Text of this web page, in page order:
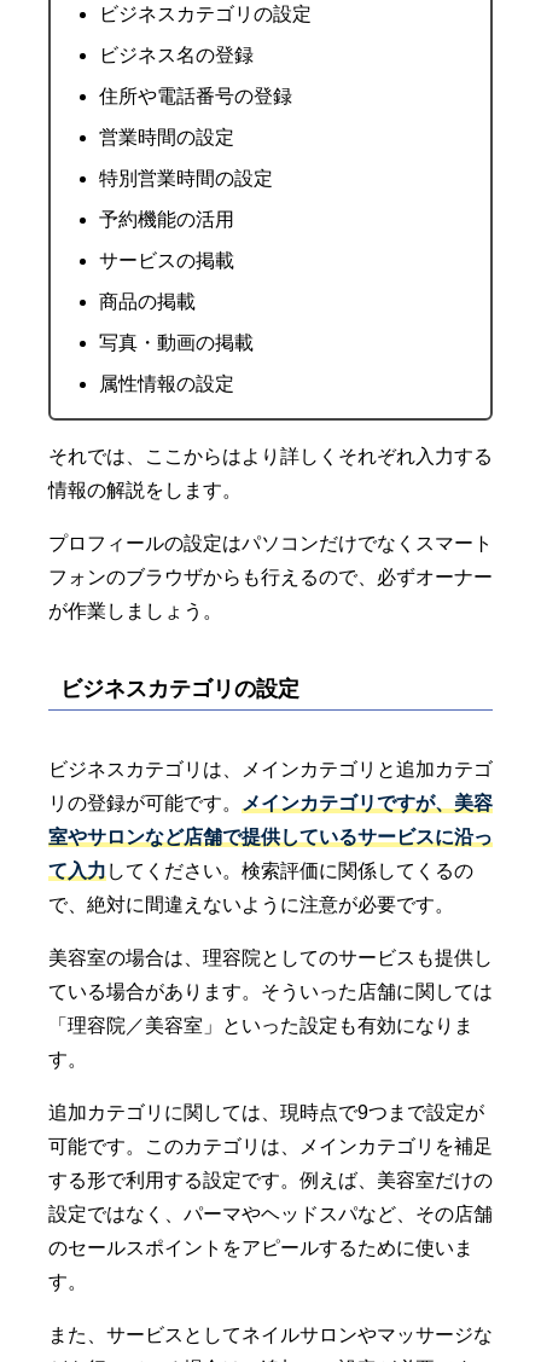
ビジネスカテゴリの設定
ビジネス名の登録
住所や電話番号の登録
営業時間の設定
特別営業時間の設定
予約機能の活用
サービスの掲載
商品の掲載
写真・動画の掲載
属性情報の設定
それでは、ここからはより詳しくそれぞれ入力する
情報の解説をします。
プロフィールの設定はパソコンだけでなくスマート
フォンのブラウザからも行えるので、必ずオーナー
が作業しましょう。
ビジネスカテゴリの設定
ビジネスカテゴリは、メインカテゴリと追加カテゴ
リの登録が可能です。
メインカテゴリですが、美容
室やサロンなど店舗で提供しているサービスに沿っ
て入力 してください。検索評価に関係してくるの
で、絶対に間違えないように注意が必要です。
美容室の場合は、理容院としてのサービスも提供し
ている場合があります。そういった店舗に関しては
「理容院／美容室」といった設定も有効になりま
す。
追加カテゴリに関しては、現時点で9つまで設定が
可能です。このカテゴリは、メインカテゴリを補足
する形で利用する設定です。例えば、美容室だけの
設定ではなく、パーマやヘッドスパなど、その店舗
のセールスポイントをアピールするために使いま
す。
また、サービスとしてネイルサロンやマッサージな